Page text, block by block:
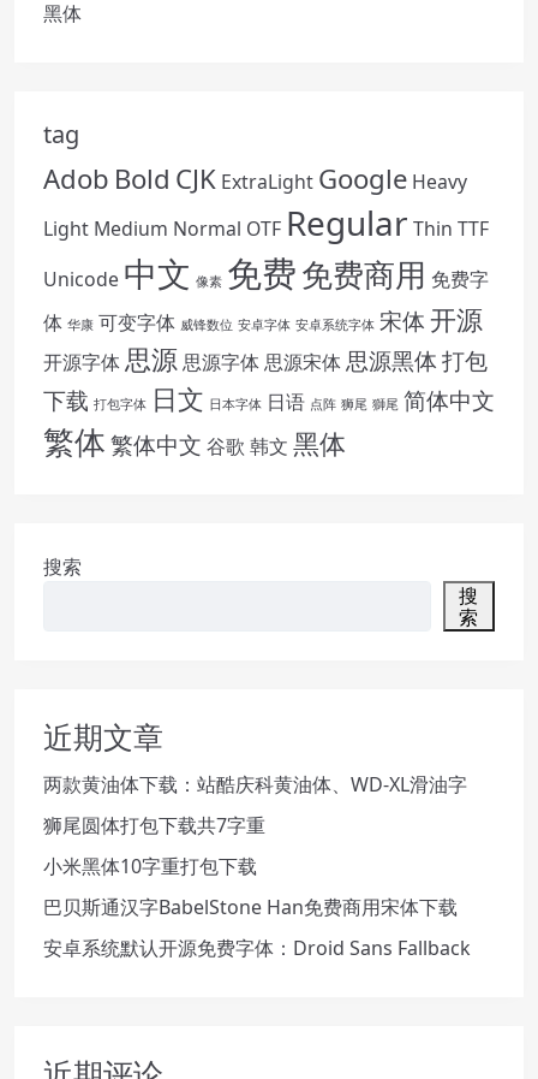
黑体
tag
Adob Bold CJK ExtraLight Google Heavy
Light Medium Normal OTF Regular Thin TTF
Unicode 中文 像素 免费免费商用 免费字
体 华康 可变字体 威锋数位 安卓字体 安卓系统字体 宋体开源
开源字体 思源 思源字体思源宋体思源黑体打包
下载 打包字体 日文 日本字体 日语 点阵 狮尾 獅尾 简体中文
繁体繁体中文 谷歌 韩文 黑体
搜索
搜
索
近期文章
两款黄油体下载：站酷庆科黄油体、WD-XL滑油字
狮尾圆体打包下载共7字重
小米黑体10字重打包下载
巴贝斯通汉字BabelStone Han免费商用宋体下载
安卓系统默认开源免费字体：Droid Sans Fallback